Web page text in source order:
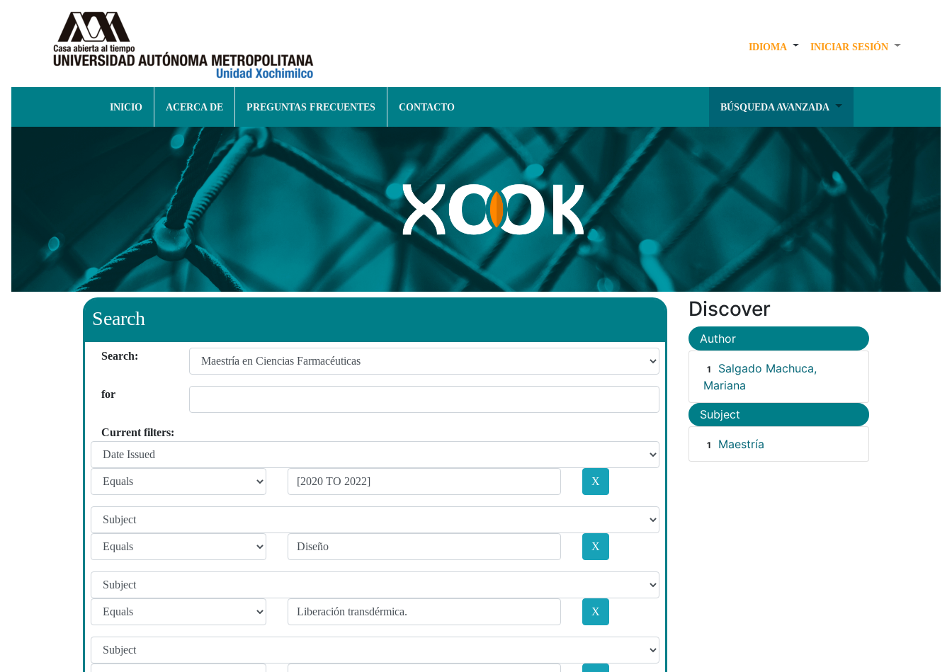
IDIOMA INICIAR SESIÓN
INICIO ACERCA DE PREGUNTAS FRECUENTES CONTACTO BÚSQUEDA AVANZADA
Search
Search:
for
Current filters:
Discover
Author
1
Salgado Machuca,
Mariana
Subject
1 Maestría